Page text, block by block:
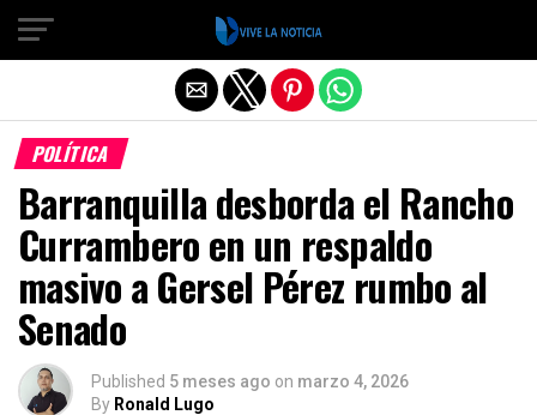
POLÍTICA
Barranquilla desborda el Rancho
Currambero en un respaldo
masivo a Gersel Pérez rumbo al
Senado
Published 5 meses ago on marzo 4, 2026
By Ronald Lugo
Salir de la versión móvil